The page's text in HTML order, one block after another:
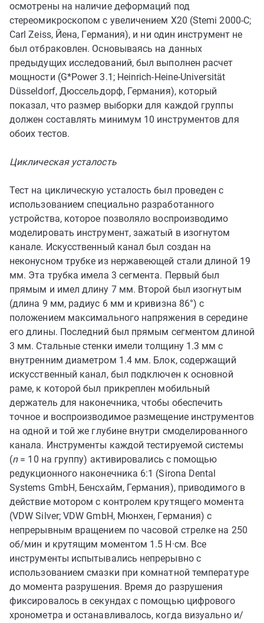
осмотрены на наличие деформаций под
стереомикроскопом с увеличением X20 (Stemi 2000-C;
Carl Zeiss, Йена, Германия), и ни один инструмент не
был отбраковлен. Основываясь на данных
предыдущих исследований, был выполнен расчет
мощности (G*Power 3.1; Heinrich-Heine-Universität
Düsseldorf, Дюссельдорф, Германия), который
показал, что размер выборки для каждой группы
должен составлять минимум 10 инструментов для
обоих тестов.
Циклическая усталость
Тест на циклическую усталость был проведен с
использованием специально разработанного
устройства, которое позволяло воспроизводимо
моделировать инструмент, зажатый в изогнутом
канале. Искусственный канал был создан на
неконусном трубке из нержавеющей стали длиной 19
мм. Эта трубка имела 3 сегмента. Первый был
прямым и имел длину 7 мм. Второй был изогнутым
(длина 9 мм, радиус 6 мм и кривизна 86°) с
положением максимального напряжения в середине
его длины. Последний был прямым сегментом длиной
3 мм. Стальные стенки имели толщину 1.3 мм с
внутренним диаметром 1.4 мм. Блок, содержащий
искусственный канал, был подключен к основной
раме, к которой был прикреплен мобильный
держатель для наконечника, чтобы обеспечить
точное и воспроизводимое размещение инструментов
на одной и той же глубине внутри смоделированного
канала. Инструменты каждой тестируемой системы
(n = 10 на группу) активировались с помощью
редукционного наконечника 6:1 (Sirona Dental
Systems GmbH, Бенсхайм, Германия), приводимого в
действие мотором с контролем крутящего момента
(VDW Silver; VDW GmbH, Мюнхен, Германия) с
непрерывным вращением по часовой стрелке на 250
об/мин и крутящим моментом 1.5 Н·см. Все
инструменты испытывались непрерывно с
использованием смазки при комнатной температуре
до момента разрушения. Время до разрушения
фиксировалось в секундах с помощью цифрового
хронометра и останавливалось, когда визуально и/